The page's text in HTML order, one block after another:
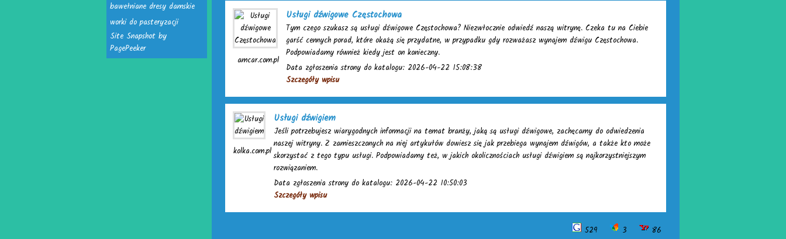
bawełniane dresy damskie
worki do pasteryzacji
Site Snapshot by
PagePeeker
amcar.com.pl
Usługi dźwigowe Częstochowa
Tym czego szukasz są usługi dźwigowe Częstochowa? Niezwłocznie odwiedź naszą witrynę. Czeka tu na Ciebie
garść cennych porad, które okażą się przydatne, w przypadku gdy rozważasz wynajem dźwigu Częstochowa.
Podpowiadamy również kiedy jest on konieczny.
Data zgłoszenia strony do katalogu: 2026-04-22 15:08:38
Szczegóły wpisu
kolka.com.pl
Usługi dźwigiem
Jeśli potrzebujesz wiarygodnych informacji na temat branży, jaką są usługi dźwigowe, zachęcamy do odwiedzenia
naszej witryny. Z zamieszczonych na niej artykułów dowiesz się jak przebiega wynajem dźwigów, a także kto może
skorzystać z tego typu usługi. Podpowiadamy też, w jakich okolicznościach usługi dźwigiem są najkorzystniejszym
rozwiązaniem.
Data zgłoszenia strony do katalogu: 2026-04-22 10:50:03
Szczegóły wpisu
529 3 86